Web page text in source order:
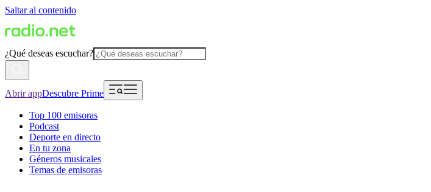
Saltar al contenido
¿Qué deseas escuchar?
Abrir appDescubre Prime
Top 100 emisoras
Podcast
Deporte en directo
En tu zona
Géneros musicales
Temas de emisoras